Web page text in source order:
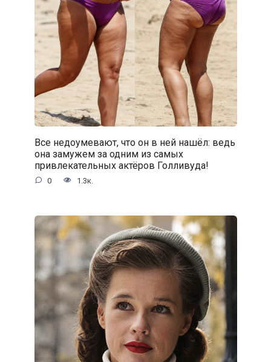
Все недоумевают, что он в ней нашёл: ведь
она замужем за одним из самых
привлекательных актёров Голливуда!
0 1.3к.